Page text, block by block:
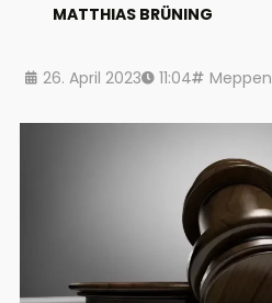
MATTHIAS BRÜNING
26. April 2023 11:04 Meppen